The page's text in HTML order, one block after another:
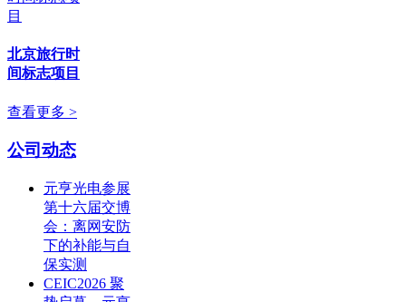
北京旅行时
间标志项目
查看更多 >
公司动态
元亨光电参展
第十六届交博
会：离网安防
下的补能与自
保实测
CEIC2026 聚